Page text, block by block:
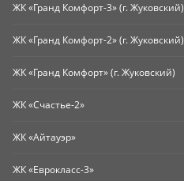
ЖК «Гранд Комфорт-3» (г. Жуковский)
ЖК «Гранд Комфорт-2» (г. Жуковский)
ЖК «Гранд Комфорт» (г. Жуковский)
ЖК «Счастье-2»
ЖК «Айтауэр»
ЖК «Еврокласс-3»